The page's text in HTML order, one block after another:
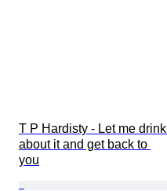
T P Hardisty - Let me drink
about it and get back to
you